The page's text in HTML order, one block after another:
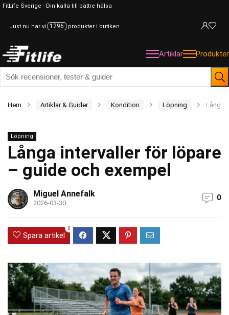
FitLife Sverige - Din källa till bättre hälsa
Just nu har vi 1296 produkter i butiken
Artiklar Produkter
Hem Artiklar & Guider Kondition Löpning Långa
Löpning
Långa intervaller för löpare
– guide och exempel
Miguel Annefalk
2026-03-30
0
Spara artikel
0